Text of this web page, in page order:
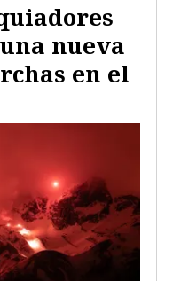
nueva
en el